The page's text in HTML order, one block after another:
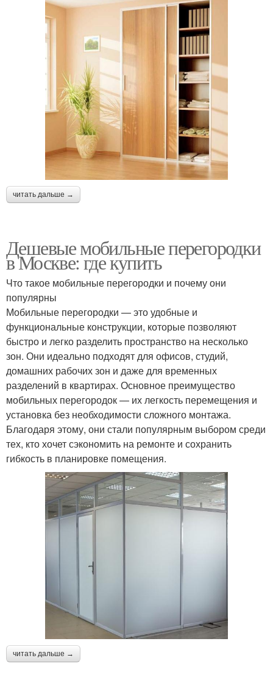
читать дальше →
Дешевые мобильные перегородки
в Москве: где купить
Что такое мобильные перегородки и почему они
популярны
Мобильные перегородки — это удобные и
функциональные конструкции, которые позволяют
быстро и легко разделить пространство на несколько
зон. Они идеально подходят для офисов, студий,
домашних рабочих зон и даже для временных
разделений в квартирах. Основное преимущество
мобильных перегородок — их легкость перемещения и
установка без необходимости сложного монтажа.
Благодаря этому, они стали популярным выбором среди
тех, кто хочет сэкономить на ремонте и сохранить
гибкость в планировке помещения.
читать дальше →